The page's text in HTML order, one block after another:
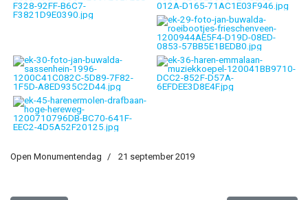
Open Monumentendag 21 september 2019